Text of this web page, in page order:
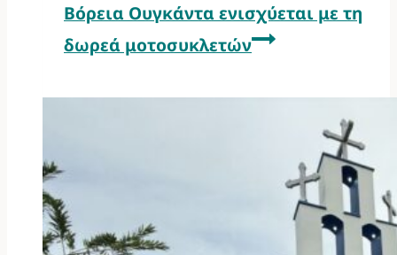
Βόρεια Ουγκάντα ενισχύεται με τη
δωρεά μοτοσυκλετών